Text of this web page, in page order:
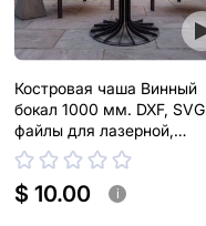
Костровая чаша Винный
бокал 1000 мм. DXF, SVG
файлы для лазерной,
плазменной резки
$ 10.00 i